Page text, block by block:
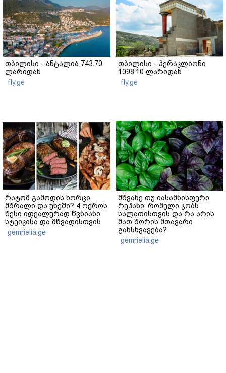
თბილისი - ანტალია 743.70
ლარიდან
fly.ge
თბილისი - ჰერაკლიონი
1098.10 ლარიდან
fly.ge
რატომ გამოდის ხორცი
მშრალი და უხეში? 4 ოქროს
წესი იდეალურად წვნიანი
სტეიკისა და მწვადისთვის
gemrielia.ge
მწვანე თუ იასამნისფერი
რეჰანი: რომელი ჯობს
სალათისთვის და რა არის
მათ შორის მთავარი
განსხვავება?
gemrielia.ge